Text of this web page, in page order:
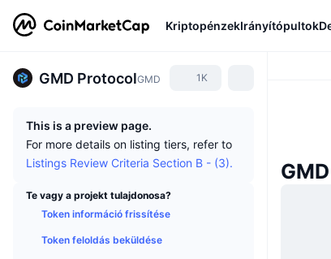
KriptopénzekIrányítópultok
GMD ProtocolGMD 1K
This is a preview page.
For more details on listing tiers, refer to
Listings Review Criteria Section B - (3).
Te vagy a projekt tulajdonosa?
Token információ frissítése
Token feloldás beküldése